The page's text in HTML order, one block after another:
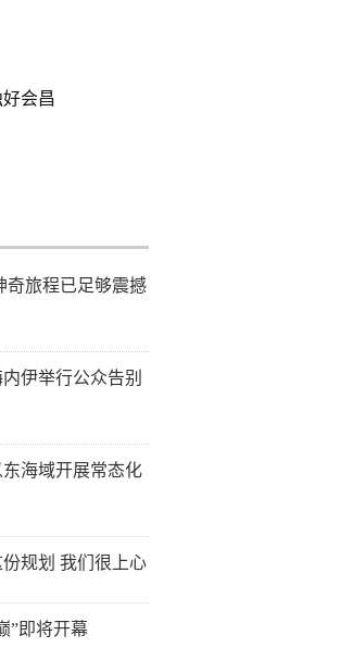
会昌
奇旅程已足够震撼
伊举行公众告别
海域开展常态化
规划 我们很上心
”即将开幕